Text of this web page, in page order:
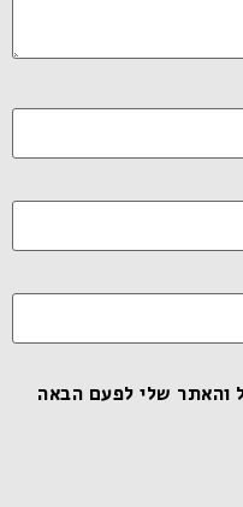
והאתר שלי לפעם הבאה